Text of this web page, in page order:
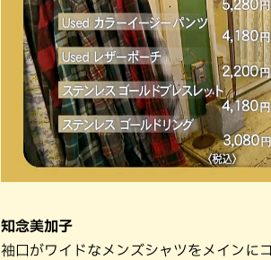
知念美加子
袖口がワイドなメンズシャツをメインに